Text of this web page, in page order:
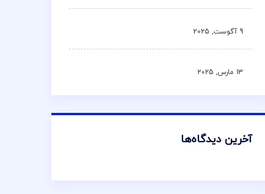
9 آگوست, 2025
13 مارس, 2025
آخرین دیدگاه‌ها